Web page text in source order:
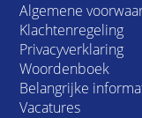
Algemene
Klachtenregeling
Privacyverklaring
Woordenboek
Belangrijke
Vacatures